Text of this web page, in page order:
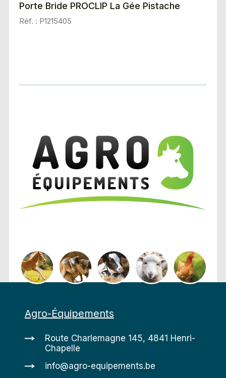
Porte Bride PROCLIP La Gée Pistache
Réf. : P1215405
Agro-Équipements
Route Charlemagne 145, 4841 Henri-
Chapelle
info@agro-equipements.be